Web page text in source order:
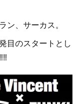
ン、サーカス。
目のスタートとし